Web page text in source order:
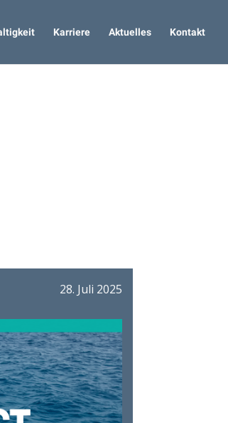
Karriere Aktuelles Kontakt
28. Juli 2025